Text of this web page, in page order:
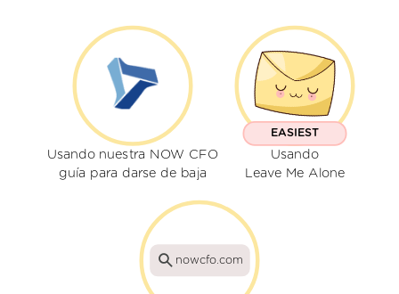
Usando nuestra NOW CFO
guía para darse de baja
EASIEST
Usando
Leave Me Alone
nowcfo.com